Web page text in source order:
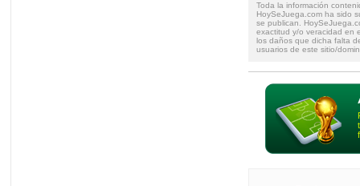
Toda la información
HoySeJuega.com ha sido
se publican.
exactitud y/o veracidad en
los daños que dicha falta
usuarios de este sitio/